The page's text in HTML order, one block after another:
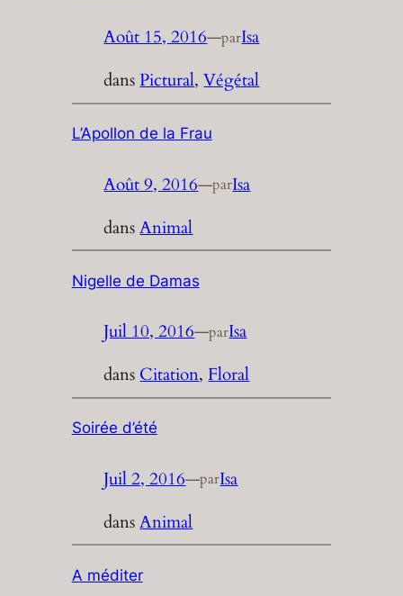
Août 15, 2016—parIsa
dansPictural, Végétal
L’Apollon de la Frau
Août 9, 2016—parIsa
dansAnimal
Nigelle de Damas
Juil 10, 2016—parIsa
dansCitation, Floral
Soirée d’été
Juil 2, 2016—parIsa
dansAnimal
A méditer